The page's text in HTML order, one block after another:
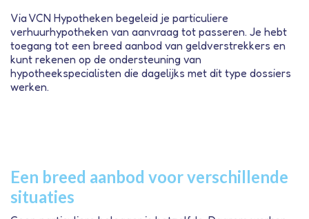
Via VCN Hypotheken begeleid je particuliere
verhuurhypotheken van aanvraag tot passeren. Je hebt
toegang tot een breed aanbod van geldverstrekkers en
kunt rekenen op de ondersteuning van
hypotheekspecialisten die dagelijks met dit type dossiers
werken.
Een breed aanbod voor verschillende
situaties